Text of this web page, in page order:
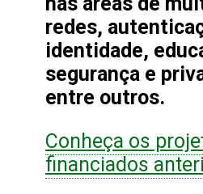
redes,
identidade,
segurança e
entre outros.
Conheça os
financiados